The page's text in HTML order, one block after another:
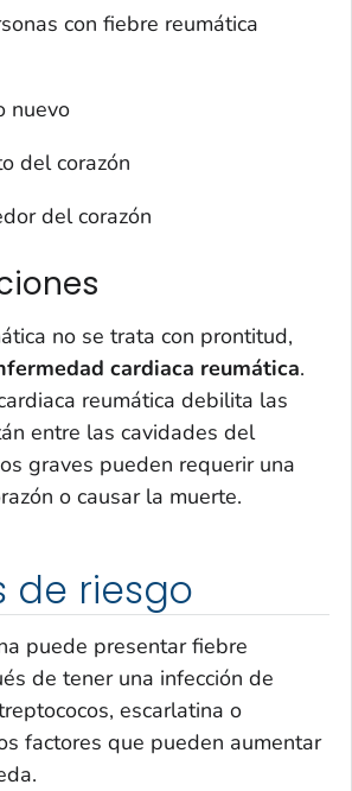
con fiebre reumática
nuevo
del corazón
del corazón
no se trata con prontitud,
cardiaca reumática.
reumática debilita las
entre las cavidades del
graves pueden requerir una
o causar la muerte.
de riesgo
puede presentar fiebre
de tener una infección de
escarlatina o
factores que pueden aumentar